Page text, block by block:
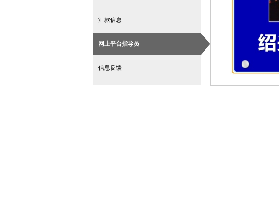
汇款信息
网上平台指导员
信息反馈